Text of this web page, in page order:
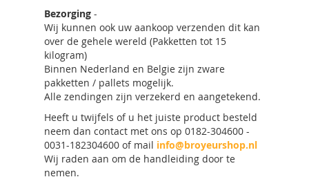
Bezorging -
Wij kunnen ook uw aankoop verzenden dit kan
over de gehele wereld (Pakketten tot 15
kilogram)
Binnen Nederland en Belgie zijn zware
pakketten / pallets mogelijk.
Alle zendingen zijn verzekerd en aangetekend.
Heeft u twijfels of u het juiste product besteld
neem dan contact met ons op 0182-304600 -
0031-182304600 of mail info@broyeurshop.nl
Wij raden aan om de handleiding door te
nemen.